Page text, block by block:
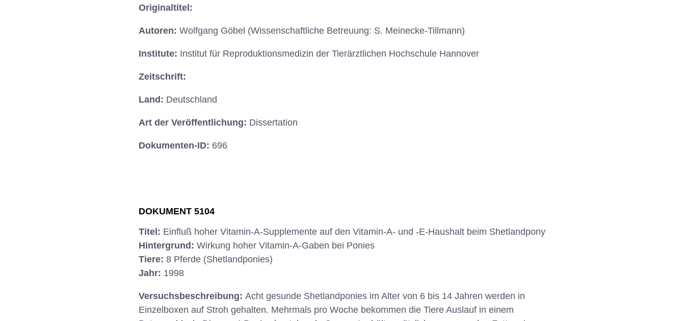
Originaltitel:
Autoren: Wolfgang Göbel (Wissenschaftliche Betreuung: S. Meinecke-Tillmann)
Institute: Institut für Reproduktionsmedizin der Tierärztlichen Hochschule Hannover
Zeitschrift:
Land: Deutschland
Art der Veröffentlichung: Dissertation
Dokumenten-ID: 696
DOKUMENT 5104
Titel: Einfluß hoher Vitamin-A-Supplemente auf den Vitamin-A- und -E-Haushalt beim Shetlandpony
Hintergrund: Wirkung hoher Vitamin-A-Gaben bei Ponies
Tiere: 8 Pferde (Shetlandponies)
Jahr: 1998
Versuchsbeschreibung: Acht gesunde Shetlandponies im Alter von 6 bis 14 Jahren werden in
Einzelboxen auf Stroh gehalten. Mehrmals pro Woche bekommen die Tiere Auslauf in einem